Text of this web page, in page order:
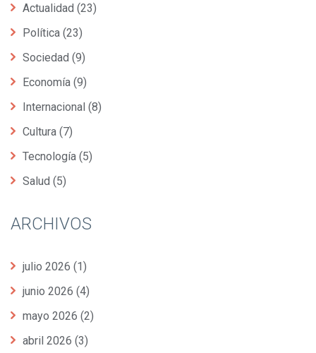
Actualidad (23)
Política (23)
Sociedad (9)
Economía (9)
Internacional (8)
Cultura (7)
Tecnología (5)
Salud (5)
ARCHIVOS
julio 2026 (1)
junio 2026 (4)
mayo 2026 (2)
abril 2026 (3)